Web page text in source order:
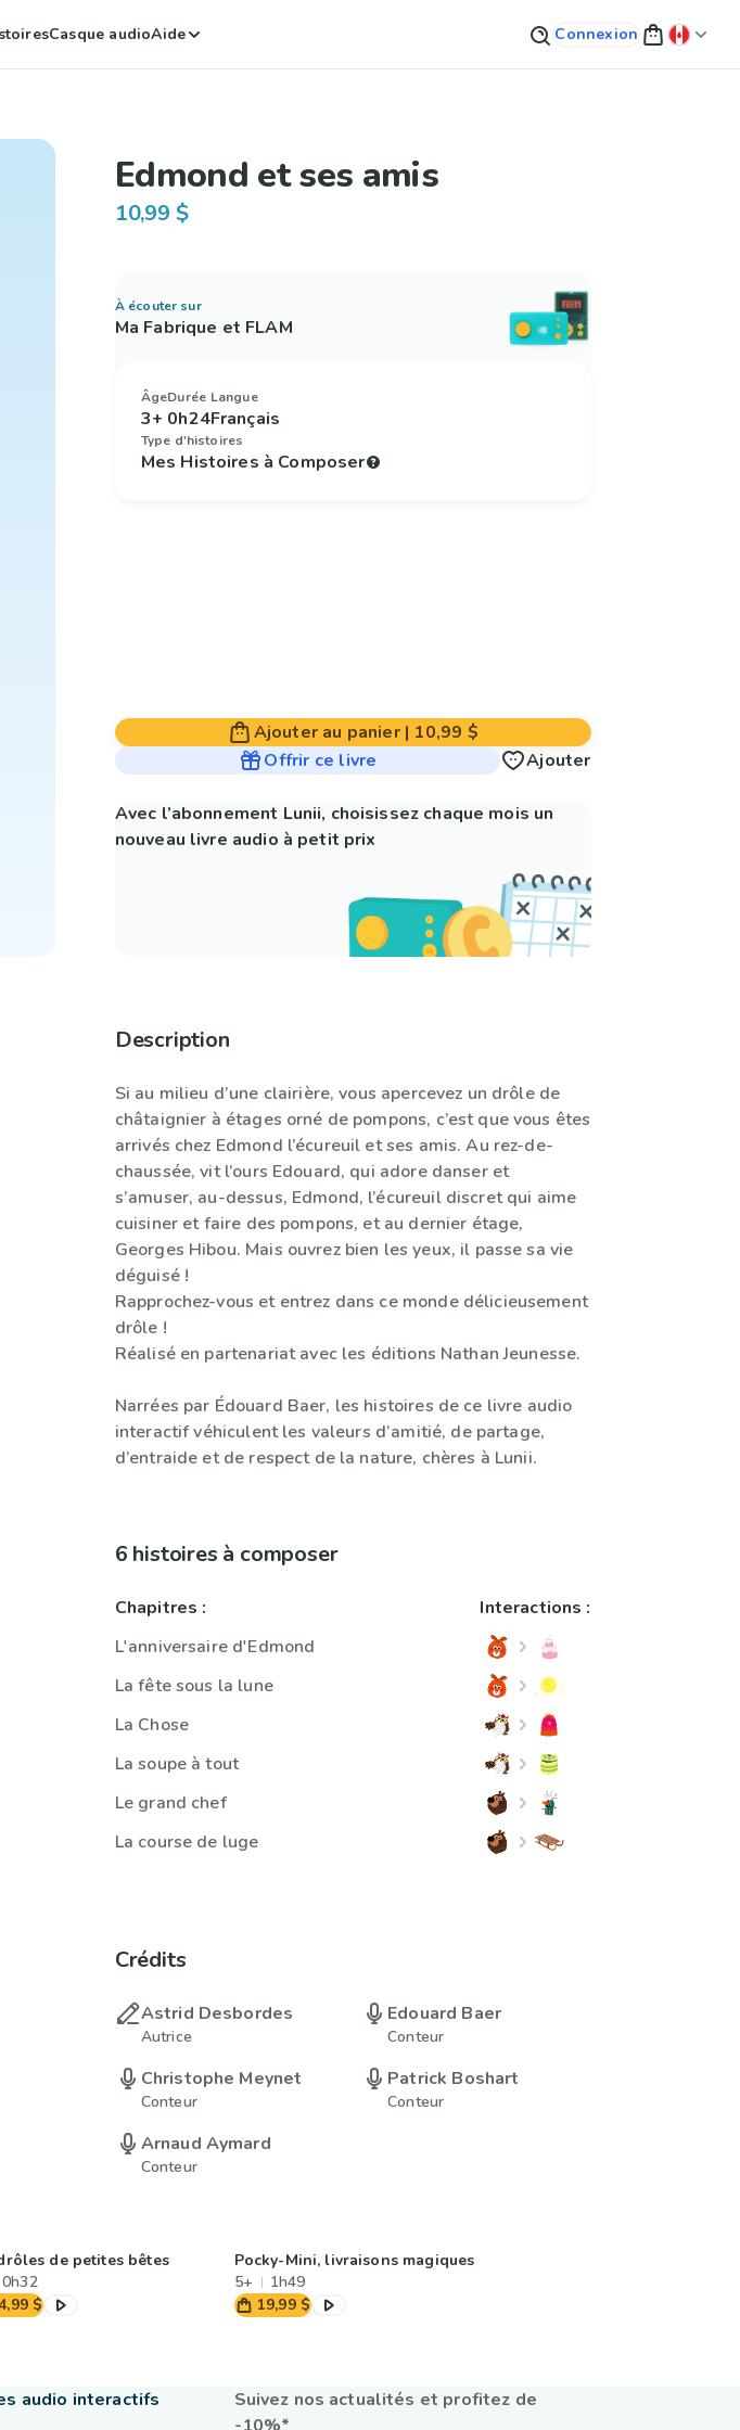
Casque audioAide Connexion
Edmond et ses amis
10,99 $
À écouter sur
Ma Fabrique et FLAM
Âge
3+
Durée
0h24
Langue
Français
Type d'histoires
Mes Histoires à Composer
Ajouter au panier| 10,99 $
Offrir ce livre
Ajouter
Avec l’abonnement Lunii, choisissez chaque mois un
nouveau livre audio à petit prix
Description
Si au milieu d’une clairière, vous apercevez un drôle de
châtaignier à étages orné de pompons, c’est que vous êtes
arrivés chez Edmond l’écureuil et ses amis. Au rez-de-
chaussée, vit l’ours Edouard, qui adore danser et
s’amuser, au-dessus, Edmond, l’écureuil discret qui aime
cuisiner et faire des pompons, et au dernier étage,
Georges Hibou. Mais ouvrez bien les yeux, il passe sa vie
déguisé !
Rapprochez-vous et entrez dans ce monde délicieusement
drôle !
Réalisé en partenariat avec les éditions Nathan Jeunesse.
Narrées par Édouard Baer, les histoires de ce livre audio
interactif véhiculent les valeurs d’amitié, de partage,
d’entraide et de respect de la nature, chères à Lunii.
6 histoires à composer
Chapitres :
L'anniversaire d'Edmond
La fête sous la lune
La Chose
La soupe à tout
Le grand chef
La course de luge
Interactions :
Crédits
Astrid Desbordes
Autrice
Edouard Baer
Conteur
Christophe Meynet
Conteur
Patrick Boshart
Conteur
Arnaud Aymard
Conteur
de petites bêtes
0h32
$
Pocky-Mini, livraisons magiques
5+
1h49
19,99 $
Suivez nos actualités et profitez de
audio interactifs